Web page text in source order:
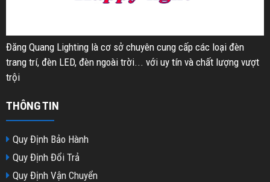
Đăng Quang Lighting là cơ sở chuyên cung cấp các loại đèn
trang trí, đèn LED, đèn ngoài trời... với uy tín và chất lượng vượt
trội
THÔNG TIN
Quy Định Bảo Hành
Quy Định Đổi Trả
Quy Định Vận Chuyển